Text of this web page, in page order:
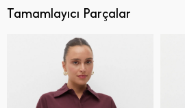
Tamamlayıcı Parçalar